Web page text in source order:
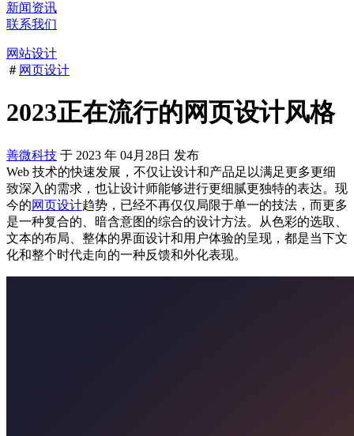
新闻资讯
联系我们
网站设计
＃ 网页设计
2023正在流行的网页设计风格
善微科技 于 2023 年 04月28日 发布
Web 技术的快速发展，不仅让设计和产品足以满足更多更细
致深入的需求，也让设计师能够进行更细腻更独特的表达。现
今的网页设计趋势，已经不再仅仅局限于单一的技法，而更多
是一种复合的、暗含意图的综合的设计方法。从色彩的选取、
文本的布局、整体的界面设计和用户体验的呈现，都是当下文
化和整个时代走向的一种反馈和外化表现。